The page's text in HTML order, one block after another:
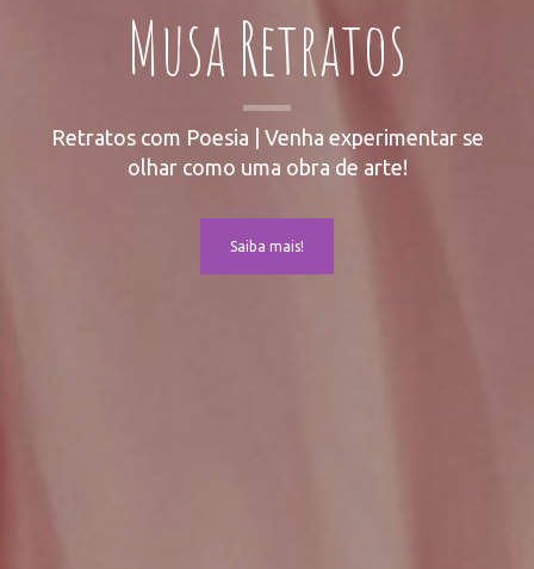
Musa Retratos
Retratos com Poesia | Venha experimentar se
olhar como uma obra de arte!
Saiba mais!